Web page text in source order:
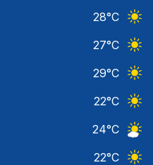
28°C
27°C
29°C
22°C
24°C
22°C